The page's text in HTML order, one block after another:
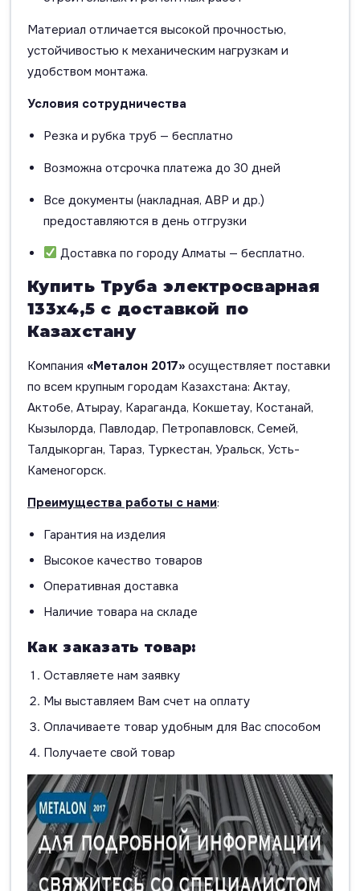
Материал отличается высокой прочностью,
устойчивостью к механическим нагрузкам и
удобством монтажа.
Условия сотрудничества
Резка и рубка труб — бесплатно
Возможна отсрочка платежа до 30 дней
Все документы (накладная, АВР и др.)
предоставляются в день отгрузки
Доставка по городу Алматы — бесплатно.
Купить Труба электросварная
133х4,5 с доставкой по
Казахстану
Компания «Металон 2017» осуществляет поставки
по всем крупным городам Казахстана: Актау,
Актобе, Атырау, Караганда, Кокшетау, Костанай,
Кызылорда, Павлодар, Петропавловск, Семей,
Талдыкорган, Тараз, Туркестан, Уральск, Усть-
Каменогорск.
Преимущества работы с нами:
Гарантия на изделия
Высокое качество товаров
Оперативная доставка
Наличие товара на складе
Как заказать товар:
Оставляете нам заявку
Мы выставляем Вам счет на оплату
Оплачиваете товар удобным для Вас способом
Получаете свой товар